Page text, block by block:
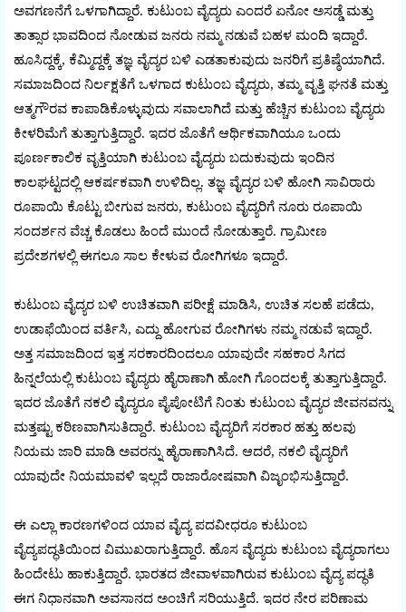
ಅವಗಣನೆಗೆ ಒಳಗಾಗಿದ್ದಾರೆ. ಕುಟುಂಬ ವೈದ್ಯರು ಎಂದರೆ ಏನೋ ಅಸಡ್ಡೆ ಮತ್ತು
ತಾತ್ಸಾರ ಭಾವದಿಂದ ನೋಡುವ ಜನರು ನಮ್ಮ ನಡುವೆ ಬಹಳ ಮಂದಿ ಇದ್ದಾರೆ.
ಹೂಸಿದ್ದಕ್ಕೆ, ಕೆಮ್ಮಿದ್ದಕ್ಕೆ ತಜ್ಞ ವೈದ್ಯರ ಬಳಿ ಎಡತಾಕುವುದು ಜನರಿಗೆ ಪ್ರತಿಷ್ಠೆಯಾಗಿದೆ.
ಸಮಾಜದಿಂದ ನಿರ್ಲಕ್ಷತೆಗೆ ಒಳಗಾದ ಕುಟುಂಬ ವೈದ್ಯರು, ತಮ್ಮ ವೃತ್ತಿ ಘನತೆ ಮತ್ತು
ಆತ್ಮಗೌರವ ಕಾಪಾಡಿಕೊಳ್ಳುವುದು ಸವಾಲಾಗಿದೆ ಮತ್ತು ಹೆಚ್ಚಿನ ಕುಟುಂಬ ವೈದ್ಯರು
ಕೀಳರಿಮೆಗೆ ತುತ್ತಾಗುತ್ತಿದ್ದಾರೆ. ಇದರ ಜೊತೆಗೆ ಆರ್ಥಿಕವಾಗಿಯೂ ಒಂದು
ಪೂರ್ಣಕಾಲಿಕ ವೃತ್ತಿಯಾಗಿ ಕುಟುಂಬ ವೈದ್ಯರು ಬದುಕುವುದು ಇಂದಿನ
ಕಾಲಘಟ್ಟದಲ್ಲಿ ಆಕರ್ಷಕವಾಗಿ ಉಳಿದಿಲ್ಲ. ತಜ್ಞ ವೈದ್ಯರ ಬಳಿ ಹೋಗಿ ಸಾವಿರಾರು
ರೂಪಾಯಿ ಕೊಟ್ಟು ಬೀಗುವ ಜನರು, ಕುಟುಂಬ ವೈದ್ಯರಿಗೆ ನೂರು ರೂಪಾಯಿ
ಸಂದರ್ಶನ ವೆಚ್ಚ ಕೊಡಲು ಹಿಂದೆ ಮುಂದೆ ನೋಡುತ್ತಾರೆ. ಗ್ರಾಮೀಣ
ಪ್ರದೇಶಗಳಲ್ಲಿ ಈಗಲೂ ಸಾಲ ಕೇಳುವ ರೋಗಿಗಳೂ ಇದ್ದಾರೆ.
ಕುಟುಂಬ ವೈದ್ಯರ ಬಳಿ ಉಚಿತವಾಗಿ ಪರೀಕ್ಷೆ ಮಾಡಿಸಿ, ಉಚಿತ ಸಲಹೆ ಪಡೆದು,
ಉಡಾಫೆಯಿಂದ ವರ್ತಿಸಿ, ಎದ್ದು ಹೋಗುವ ರೋಗಿಗಳು ನಮ್ಮ ನಡುವೆ ಇದ್ದಾರೆ.
ಅತ್ತ ಸಮಾಜದಿಂದ ಇತ್ತ ಸರಕಾರದಿಂದಲೂ ಯಾವುದೇ ಸಹಕಾರ ಸಿಗದ
ಹಿನ್ನಲೆಯಲ್ಲಿ ಕುಟುಂಬ ವೈದ್ಯರು ಹೈರಾಣಾಗಿ ಹೋಗಿ ಗೊಂದಲಕ್ಕೆ ತುತ್ತಾಗುತ್ತಿದ್ದಾರೆ.
ಇದರ ಜೊತೆಗೆ ನಕಲಿ ವೈದ್ಯರೂ ಪೈಪೋಟಿಗೆ ನಿಂತು ಕುಟುಂಬ ವೈದ್ಯರ ಜೀವನವನ್ನು
ಮತ್ತಷ್ಟು ಕಠಿಣವಾಗಿಸುತಿದ್ದಾರೆ. ಕುಟುಂಬ ವೈದ್ಯರಿಗೆ ಸರಕಾರ ಹತ್ತು ಹಲವು
ನಿಯಮ ಜಾರಿ ಮಾಡಿ ಅವರನ್ನು ಹೈರಾಣಾಗಿಸಿದೆ. ಆದರೆ, ನಕಲಿ ವೈದ್ಯರಿಗೆ
ಯಾವುದೇ ನಿಯಮಾವಳಿ ಇಲ್ಲದೆ ರಾಜಾರೋಷವಾಗಿ ವಿಜೃಂಭಿಸುತ್ತಿದ್ದಾರೆ.
ಈ ಎಲ್ಲಾ ಕಾರಣಗಳಿಂದ ಯಾವ ವೈದ್ಯ ಪದವೀಧರೂ ಕುಟುಂಬ
ವೈದ್ಯಪದ್ಧತಿಯಿಂದ ವಿಮುಖರಾಗುತ್ತಿದ್ದಾರೆ. ಹೊಸ ವೈದ್ಯರು ಕುಟುಂಬ ವೈದ್ಯರಾಗಲು
ಹಿಂದೇಟು ಹಾಕುತ್ತಿದ್ದಾರೆ. ಭಾರತದ ಜೀವಾಳವಾಗಿರುವ ಕುಟುಂಬ ವೈದ್ಯ ಪದ್ಧತಿ
ಈಗ ನಿಧಾನವಾಗಿ ಅವಸಾನದ ಅಂಚಿಗೆ ಸರಿಯುತ್ತಿದೆ. ಇದರ ನೇರ ಪರಿಣಾಮ